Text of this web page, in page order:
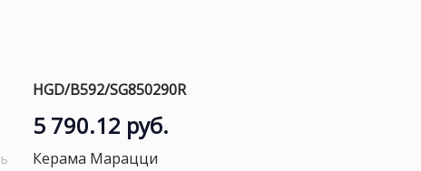
HGD/B592/SG850290R
5 790.12 руб.
Керама Марацци